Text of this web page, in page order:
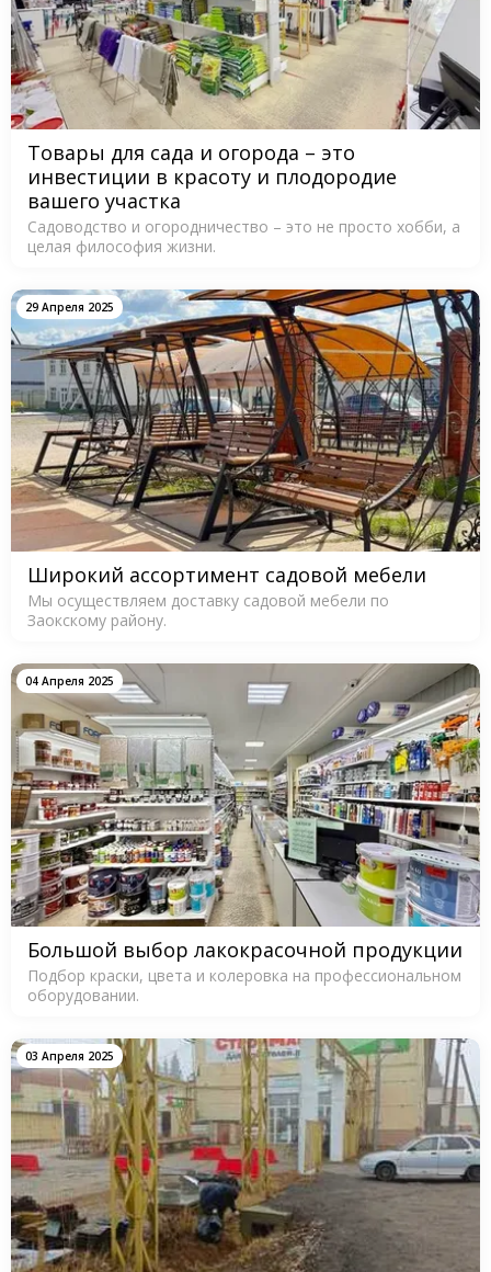
Товары для сада и огорода – это
инвестиции в красоту и плодородие
вашего участка
Садоводство и огородничество – это не просто хобби, а
целая философия жизни.
29 Апреля 2025
Широкий ассортимент садовой мебели
Мы осуществляем доставку садовой мебели по
Заокскому району.
04 Апреля 2025
Большой выбор лакокрасочной продукции
Подбор краски, цвета и колеровка на профессиональном
оборудовании.
03 Апреля 2025